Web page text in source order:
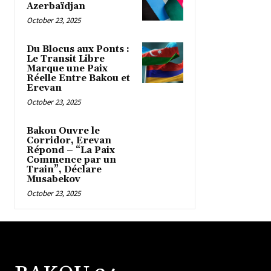
Azerbaïdjan
October 23, 2025
Du Blocus aux Ponts :
Le Transit Libre
Marque une Paix
Réelle Entre Bakou et
Erevan
October 23, 2025
Bakou Ouvre le
Corridor, Erevan
Répond – “La Paix
Commence par un
Train”, Déclare
Musabekov
October 23, 2025